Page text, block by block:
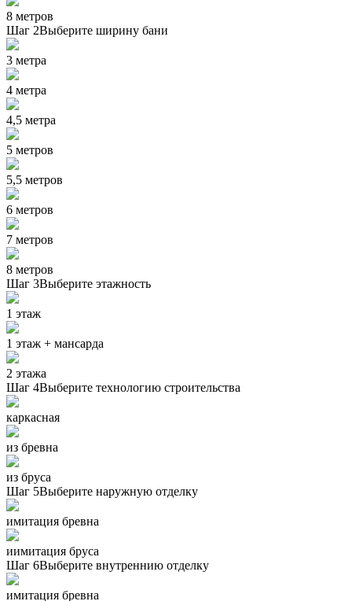
8 метров
Шаг 2Выберите ширину бани
3 метра
4 метра
4,5 метра
5 метров
5,5 метров
6 метров
7 метров
8 метров
Шаг 3Выберите этажность
1 этаж
1 этаж + мансарда
2 этажа
Шаг 4Выберите технологию строительства
каркасная
из бревна
из бруса
Шаг 5Выберите наружную отделку
имитация бревна
иимитация бруса
Шаг 6Выберите внутреннию отделку
имитация бревна